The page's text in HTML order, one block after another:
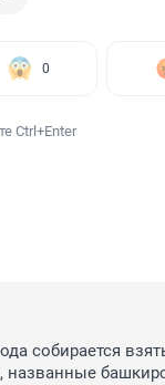
0
Ctrl+Enter
собирается
названные